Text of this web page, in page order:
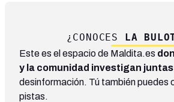
¿CONOCES LA
Este es el espacio de Maldita.es
y la comunidad investigan juntas
desinformación. Tú también puedes
pistas.